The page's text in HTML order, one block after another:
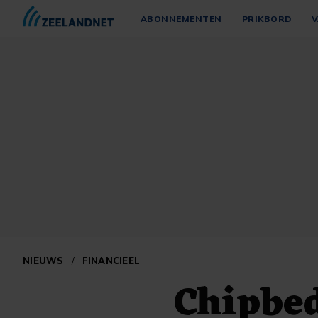
ABONNEMENTEN PRIKBORD
NIEUWS / FINANCIEEL